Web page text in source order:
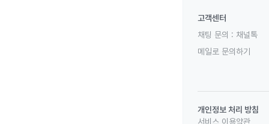
고객센터
채팅 문의 : 채널톡
메일로 문의하기
개인정보 처리 방침
서비스 이용약관